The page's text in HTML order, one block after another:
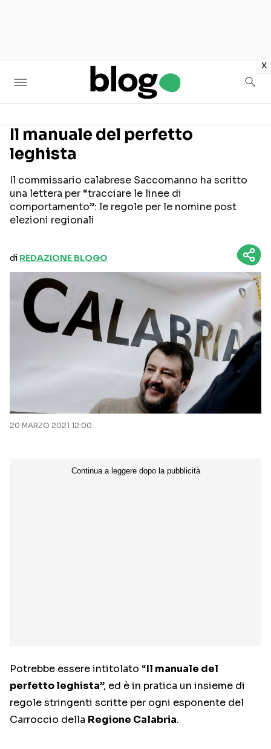
x
Il manuale del perfetto
leghista
Il commissario calabrese Saccomanno ha scritto
una lettera per “tracciare le linee di
comportamento”: le regole per le nomine post
elezioni regionali
di REDAZIONE BLOGO
20 MARZO 2021 12:00
Potrebbe essere intitolato “Il manuale del
perfetto leghista”, ed è in pratica un insieme di
regole stringenti scritte per ogni esponente del
Carroccio della Regione Calabria.